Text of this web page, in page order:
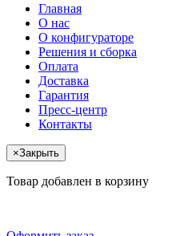
Главная
О нас
О конфигураторе
Решения и сборка
Оплата
Доставка
Гарантия
Пресс-центр
Контакты
×Закрыть
Товар добавлен в корзину